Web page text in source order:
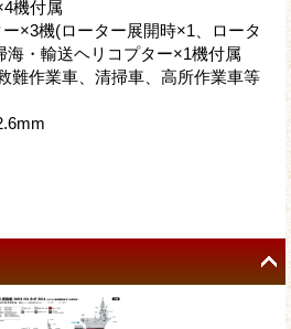
機付属
×3機(ローター展開時×1、ロータ
海・輸送ヘリコプター×1機付属
難作業車、清掃車、高所作業車等